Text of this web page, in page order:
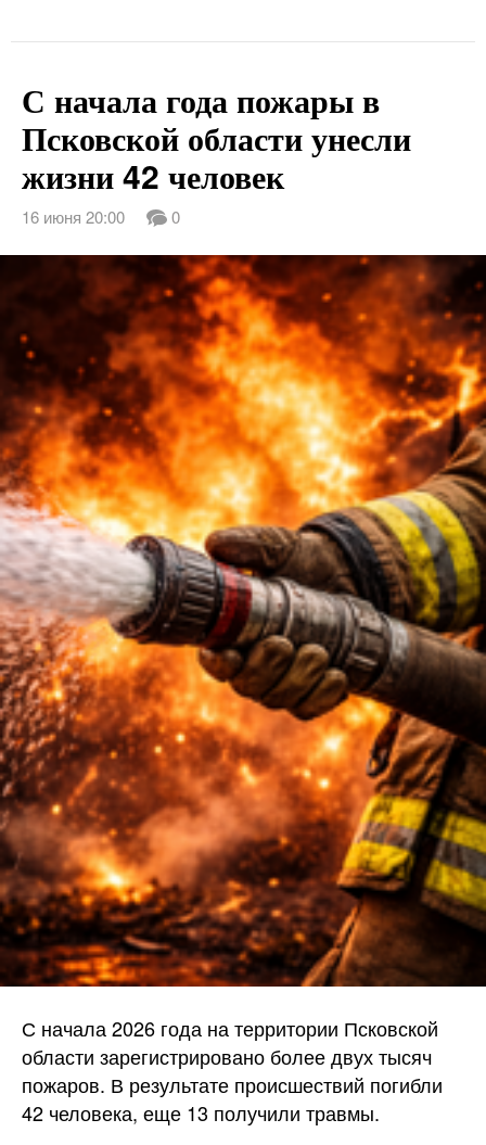
С начала года пожары в
Псковской области унесли
жизни 42 человек
16 июня 20:00 0
С начала 2026 года на территории Псковской
области зарегистрировано более двух тысяч
пожаров. В результате происшествий погибли
42 человека, еще 13 получили травмы.